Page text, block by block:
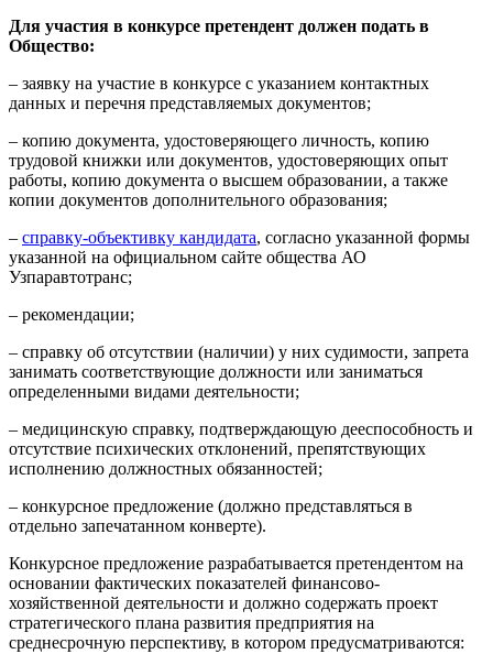
Для участия в конкурсе претендент должен подать в
Общество:
– заявку на участие в конкурсе с указанием контактных
данных и перечня представляемых документов;
– копию документа, удостоверяющего личность, копию
трудовой книжки или документов, удостоверяющих опыт
работы, копию документа о высшем образовании, а также
копии документов дополнительного образования;
– справку-объективку кандидата, согласно указанной формы
указанной на официальном сайте общества АО
Узпаравтотранс;
– рекомендации;
– справку об отсутствии (наличии) у них судимости, запрета
занимать соответствующие должности или заниматься
определенными видами деятельности;
– медицинскую справку, подтверждающую дееспособность и
отсутствие психических отклонений, препятствующих
исполнению должностных обязанностей;
– конкурсное предложение (должно представляться в
отдельно запечатанном конверте).
Конкурсное предложение разрабатывается претендентом на
основании фактических показателей финансово-
хозяйственной деятельности и должно содержать проект
стратегического плана развития предприятия на
среднесрочную перспективу, в котором предусматриваются: